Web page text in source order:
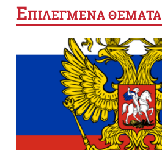
ΕΠΙΛΕΓΜΕΝΑ ΘΕΜΑΤΑ